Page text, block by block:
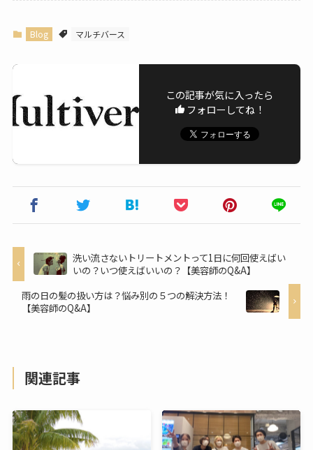
Blog マルチバース
この記事が気に入ったら
フォローしてね！
洗い流さないトリートメントって1日に何回使えばい
いの？いつ使えばいいの？【美容師のQ&A】
雨の日の髪の扱い方は？悩み別の５つの解決方法！
【美容師のQ&A】
関連記事